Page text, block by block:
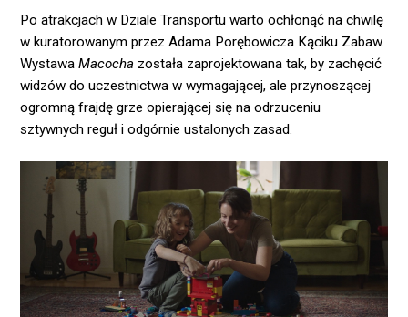
Po atrakcjach w Dziale Transportu warto ochłonąć na chwilę
w kuratorowanym przez Adama Porębowicza Kąciku Zabaw.
WystawaMacocha została zaprojektowana tak, by zachęcić
widzów do uczestnictwa w wymagającej, ale przynoszącej
ogromną frajdę grze opierającej się na odrzuceniu
sztywnych reguł i odgórnie ustalonych zasad.